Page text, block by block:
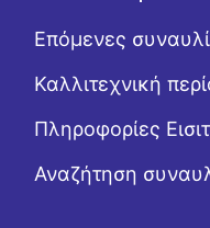
Επόμενες
Καλλιτεχνική
Πληροφορίες
Αναζήτηση